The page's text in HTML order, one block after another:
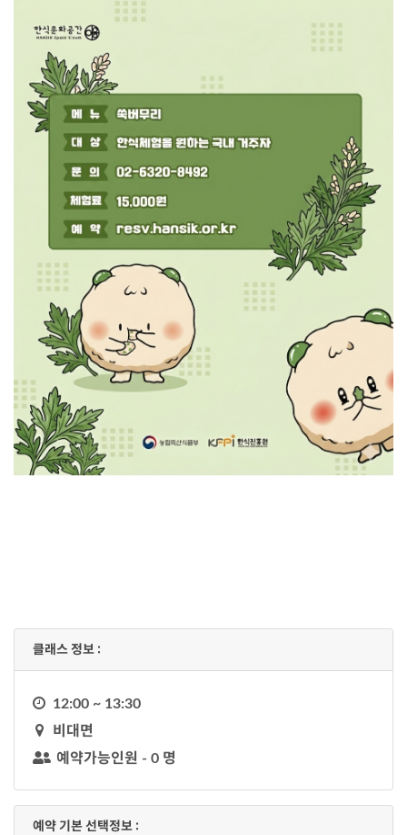
클래스 정보 :
시
계
12:00 ~ 13:30
지
도
비대면
저
예약가능인원 - 0 명
예약 기본 선택정보 :